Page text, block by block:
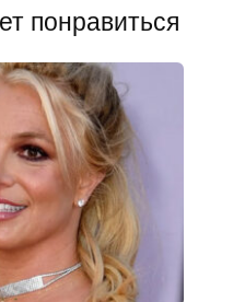
понравиться